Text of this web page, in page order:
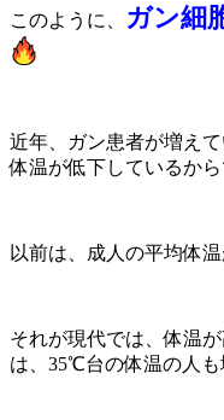
このように、 ガン細
近年、ガン患者が増え
体温が低下しているか
以前は、成人の平均体
それが現代では、体温
は、35℃台の体温の人も